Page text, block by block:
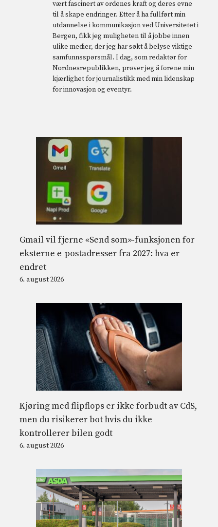
vært fascinert av ordenes kraft og deres evne
til å skape endringer. Etter å ha fullført min
utdannelse i kommunikasjon ved Universitetet i
Bergen, fikk jeg muligheten til å jobbe innen
ulike medier, der jeg har søkt å belyse viktige
samfunnsspørsmål. I dag, som redaktør for
Nordnesrepublikken, prøver jeg å forene min
kjærlighet for journalistikk med min lidenskap
for innovasjon og eventyr.
Gmail vil fjerne «Send som»-funksjonen for
eksterne e-postadresser fra 2027: hva er
endret
6. august 2026
Kjøring med flipflops er ikke forbudt av CdS,
men du risikerer bot hvis du ikke
kontrollerer bilen godt
6. august 2026